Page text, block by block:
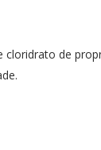
cloridrato de